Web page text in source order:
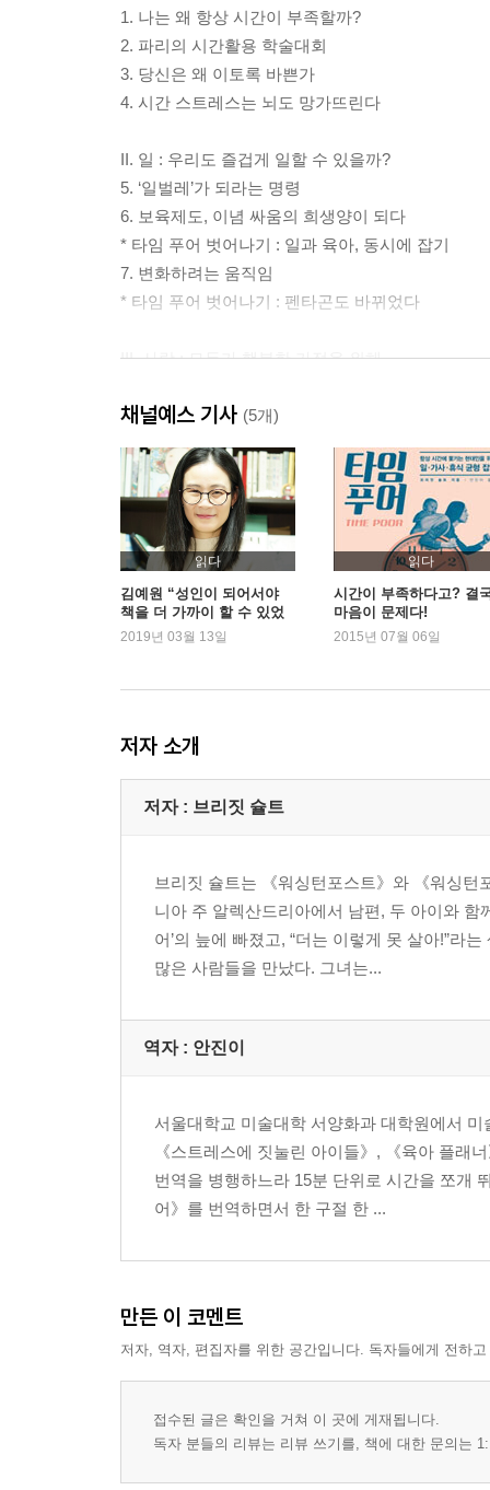
1. 나는 왜 항상 시간이 부족할까?
2. 파리의 시간활용 학술대회
3. 당신은 왜 이토록 바쁜가
4. 시간 스트레스는 뇌도 망가뜨린다
II. 일 : 우리도 즐겁게 일할 수 있을까?
5. ‘일벌레’가 되라는 명령
6. 보육제도, 이념 싸움의 희생양이 되다
* 타임 푸어 벗어나기 : 일과 육아, 동시에 잡기
7. 변화하려는 움직임
* 타임 푸어 벗어나기 : 펜타곤도 바뀌었다
III. 사랑 : 모두가 행복한 가정을 위해
9. ‘좋은 엄마’ 콤플렉스
* 타임 푸어 벗어나기 : 모성의 굴레에서 탈출하기
10. 아빠의 변신은 무죄
* 타임 푸어 벗어나기 : 아이에게 무엇을 가르쳐야
IV. 놀이 : ‘나 자신’을 찾는 법
11. 덴마크 사람들이 가르쳐주는 것
12. 여가가 당신을 구한다
* 타임 푸어 벗어나기 : 휴가를 ‘제대로’ 즐기자
* 타임 푸어 벗어나기 : 시간 시야란 무엇인가
14. 조금씩 천천히…
채널예스 기사 (5개)
읽다
김예원 “성인이 되어서야
책을 더 가까이 할 수 있었
다”
2019년 03월 13일
읽다
시간이 부족하다고? 결
마음이 문제다!
2015년 07월 06일
저자 소개
저자 : 브리짓 슐트
브리짓 슐트는 《워싱턴포스트》와 《워싱
니아 주 알렉산드리아에서 남편, 두 아이와 함
어’의 늪에 빠졌고, “더는 이렇게 못 살아!”라
많은 사람들을 만났다. 그녀는...
역자 : 안진이
서울대학교 미술대학 서양화과 대학원에서
《스트레스에 짓눌린 아이들》, 《육아 플래
번역을 병행하느라 15분 단위로 시간을 쪼개
어》를 번역하면서 한 구절 한 ...
만든 이 코멘트
저자, 역자, 편집자를 위한 공간입니다. 독자들에게 전하
접수된 글은 확인을 거쳐 이 곳에 게재됩니다.
독자 분들의 리뷰는 리뷰 쓰기를, 책에 대한 문의는